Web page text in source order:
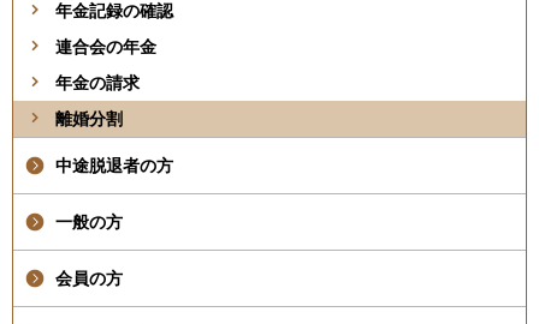
年金記録の確認
連合会の年金
年金の請求
離婚分割
中途脱退者の方
一般の方
会員の方